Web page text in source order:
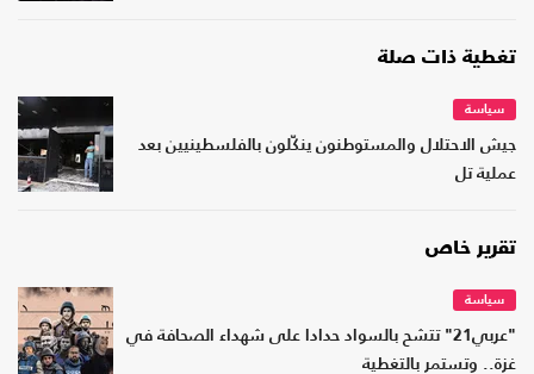
تغطية ذات صلة
سياسة
جيش الاحتلال والمستوطنون ينكّلون بالفلسطينيين بعد
عملية تل
تقرير خاص
سياسة
"عربي21" تتشح بالسواد حدادا على شهداء الصحافة في
غزة.. وتستمر بالتغطية